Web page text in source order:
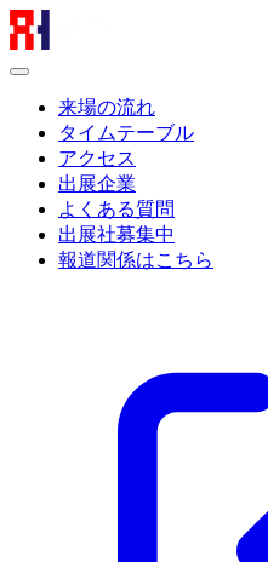
来場の流れ
タイムテーブル
アクセス
出展企業
よくある質問
出展社募集中
報道関係はこちら